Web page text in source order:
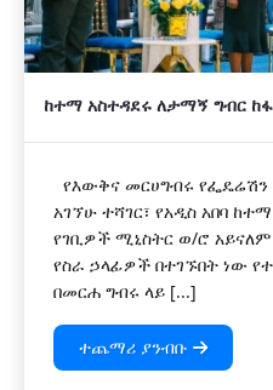
ከተማ አስተዳደሩ ለታማኝ ግብር
የእውቅና መርሀግብሩ የፌዴሬሽን
አገኘሁ ተሻገር፣ የአዲስ አበባ
የገቢዎች ሚኒስትር ወ/ሮ
የስራ ኃላፊዎች በተገኙበት ነው
በመርሐ ግብሩ ላይ [...]
ተጨማሪ ያንብቡ